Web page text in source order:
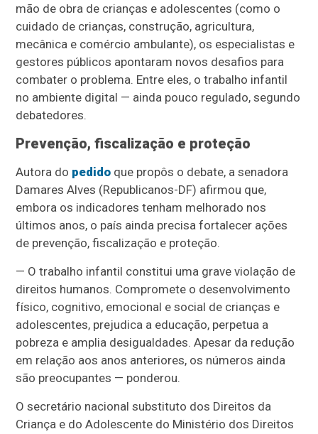
mão de obra de crianças e adolescentes (como o
cuidado de crianças, construção, agricultura,
mecânica e comércio ambulante), os especialistas e
gestores públicos apontaram novos desafios para
combater o problema. Entre eles, o trabalho infantil
no ambiente digital — ainda pouco regulado, segundo
debatedores.
Prevenção, fiscalização e proteção
Autora do pedido que propôs o debate, a senadora
Damares Alves (Republicanos-DF) afirmou que,
embora os indicadores tenham melhorado nos
últimos anos, o país ainda precisa fortalecer ações
de prevenção, fiscalização e proteção.
— O trabalho infantil constitui uma grave violação de
direitos humanos. Compromete o desenvolvimento
físico, cognitivo, emocional e social de crianças e
adolescentes, prejudica a educação, perpetua a
pobreza e amplia desigualdades. Apesar da redução
em relação aos anos anteriores, os números ainda
são preocupantes — ponderou.
O secretário nacional substituto dos Direitos da
Criança e do Adolescente do Ministério dos Direitos